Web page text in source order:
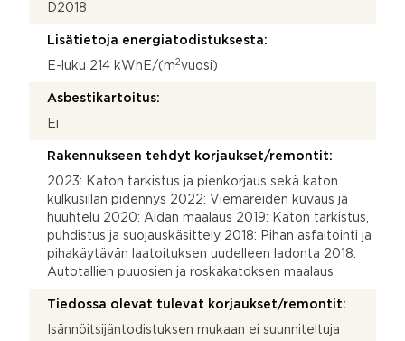
D2018
Lisätietoja energiatodistuksesta:
E-luku 214 kWhE/(m2vuosi)
Asbestikartoitus:
Ei
Rakennukseen tehdyt korjaukset/remontit:
2023: Katon tarkistus ja pienkorjaus sekä katon
kulkusillan pidennys 2022: Viemäreiden kuvaus ja
huuhtelu 2020: Aidan maalaus 2019: Katon tarkistus,
puhdistus ja suojauskäsittely 2018: Pihan asfaltointi ja
pihakäytävän laatoituksen uudelleen ladonta 2018:
Autotallien puuosien ja roskakatoksen maalaus
Tiedossa olevat tulevat korjaukset/remontit:
Isännöitsijäntodistuksen mukaan ei suunniteltuja